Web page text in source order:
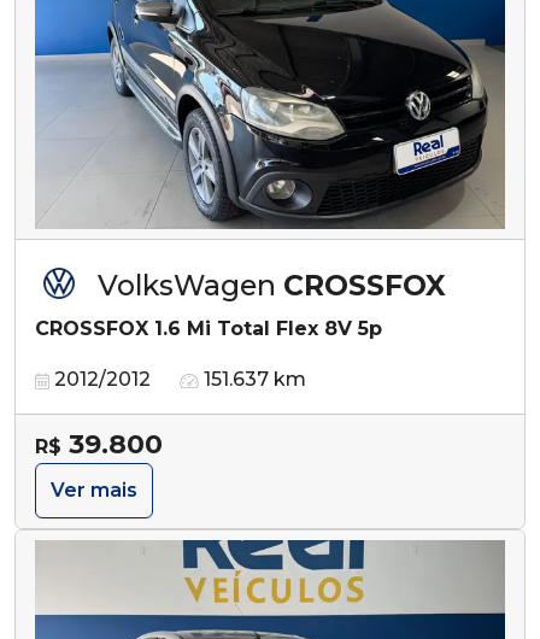
VolksWagen CROSSFOX
CROSSFOX 1.6 Mi Total Flex 8V 5p
2012/2012 151.637 km
R$ 39.800
Ver mais